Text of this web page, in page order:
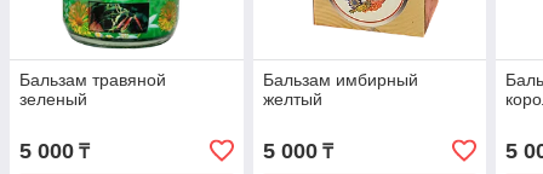
Бальзам травяной
зеленый
5 000 ₸
Бальзам имбирный
желтый
5 000₸ 5